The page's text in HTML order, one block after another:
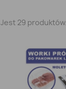
Jest 29 produktów.